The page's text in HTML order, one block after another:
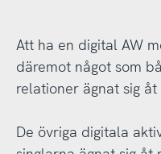
Att ha en digital AW
däremot något som
relationer ägnat sig
De övriga digitala